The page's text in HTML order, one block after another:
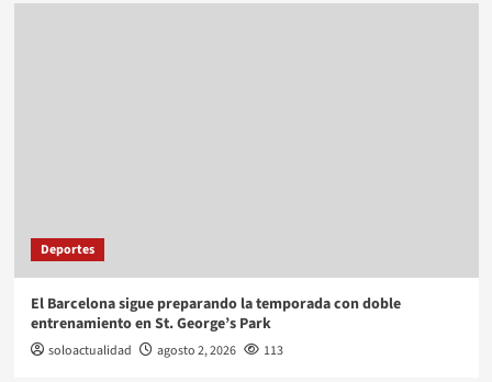
Deportes
El Barcelona sigue preparando la temporada con doble
entrenamiento en St. George’s Park
soloactualidad agosto 2, 2026 113